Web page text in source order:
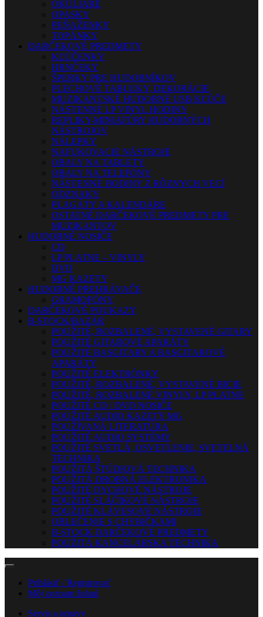
OKULIARE
OPASKY
PEŇAŽENKY
TOPÁNKY
DARČEKOVÉ PREDMETY
KĽÚČENKY
HRNČEKY
ŠPERKY PRE HUDOBNÍKOV
PLECHOVÉ TABUĽKY, DEKORÁCIE
MUZIKANTSKÉ HUDOBNÉ USB KĽÚČE
NÁSTENNÉ LP VINYL HODINY
REPLIKY-MINIATÚRY HUDOBNÝCH
NÁSTROJOV
NÁLEPKY
NAFUKOVACIE NÁSTROJE
OBALY NA TABLETY
OBALY NA TELEFÓNY
NÁSTENNÉ HODINY Z RÔZNYCH VECÍ
ODZNAKY
PLAGÁTY A KALENDÁRE
OSTATNÉ DARČEKOVÉ PREDMETY PRE
MUZIKANTOV
HUDOBNÉ NOSIČE
CD
LP PLATNE – VINYLY
DVD
MG KAZETY
HUDOBNÉ PREHRÁVAČE
GRAMOFÓNY
DARČEKOVÉ POUKAZY
B-STOCK/BAZÁR
POUŽITÉ, ROZBALENÉ, VYSTAVENÉ GITARY
POUŽITÉ GITAROVÉ APARÁTY
POUŽITÉ BASGITARY A BASGITAROVÉ
APARÁTY
POUŽITÉ ELEKTRÓNKY
POUŽITÉ, ROZBALENÉ, VYSTAVENÉ BICIE
POUŽITÉ, ROZBALENÉ VINYLY, LP PLATNE
POUŽITÉ CD / DVD NOSIČE
POUŽITÉ AUDIO KAZETY MG
POUŽÍVANÁ LITERATÚRA
POUŽITÉ AUDIO SYSTÉMY
POUŽITÉ SVETLÁ, OSVETLENIE, SVETELNÁ
TECHNIKA
POUŽITÁ ŠTÚDIOVÁ TECHNIKA
POUŽITÁ DROBNÁ ELEKTRONIKA
POUŽITÉ DYCHOVÉ NÁSTROJE
POUŽITÉ SLÁČIKOVÉ NÁSTROJE
POUŽITÉ KLÁVESOVÉ NÁSTROJE
OBLEČENIE S CHYBIČKAMI
B-STOCK DARČEKOVÉ PREDMETY
POUŽITÁ KANCELÁRSKA TECHNIKA
Prihlásiť / Registrovať
Môj zoznam želaní
Servis a opravy